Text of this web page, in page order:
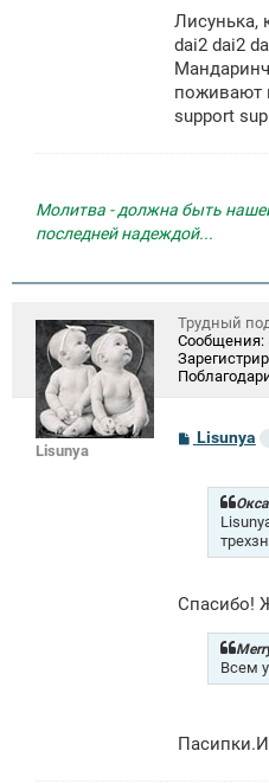
Лисунька,
dai2 dai2
поживают
support
Молитва - должна быть
последней надеждой...
Lisunya
Трудный
Сообщения:
СLisunya
Спасибо!
Всем
Пасипки.И